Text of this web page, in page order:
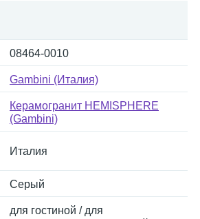
08464-0010
Gambini (Италия)
Керамогранит HEMISPHERE
(Gambini)
Италия
Серый
для гостиной / для